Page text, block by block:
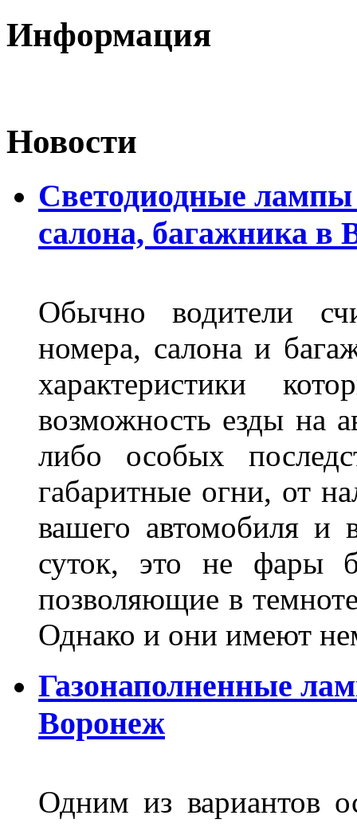
Информация
Новости
Светодиодные лампы
салона, багажника в
Обычно водители
номера, салона и
характеристики
возможность езды на
либо особых
габаритные огни, от
вашего автомобиля и
суток, это не фары
позволяющие в
Однако и они имеют
Газонаполненные
Воронеж
Одним из вариантов